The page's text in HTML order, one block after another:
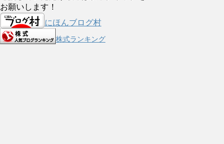
お願いします！
にほんブログ村
株式ランキング